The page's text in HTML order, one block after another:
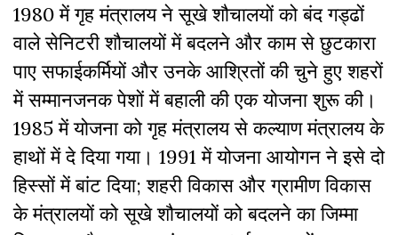
1980 में गृह मंत्रालय ने सूखे शौचालयों को बंद गड्ढों
वाले सेनिटरी शौचालयों में बदलने और काम से छुटकारा
पाए सफाईकर्मियों और उनके आश्रितों की चुने हुए शहरों
में सम्मानजनक पेशों में बहाली की एक योजना शुरू की।
1985 में योजना को गृह मंत्रालय से कल्याण मंत्रालय के
हाथों में दे दिया गया। 1991 में योजना आयोगन ने इसे दो
हिस्सों में बांट दिया; शहरी विकास और ग्रामीण विकास
के मंत्रालयों को सूखे शौचालयों को बदलने का जिम्मा